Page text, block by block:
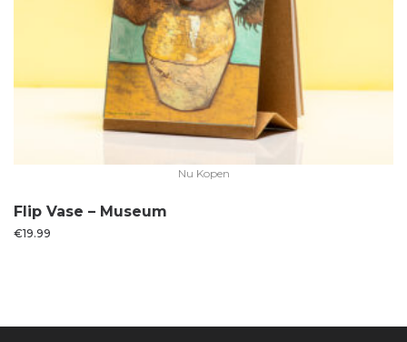
Nu Kopen
Flip Vase – Museum
€19.99